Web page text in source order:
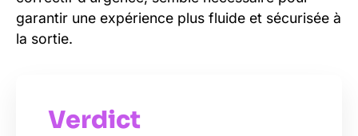
garantir une expérience plus fluide et sécurisée à
la sortie.
Verdict